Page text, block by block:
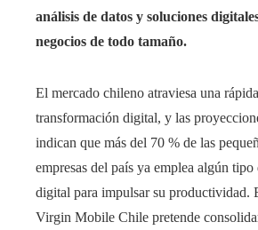
análisis de datos y soluciones
negocios de todo tamaño.
El mercado chileno atraviesa una
transformación digital, y las
indican que más del 70 % de las
empresas del país ya emplea algún tipo
digital para impulsar su productividad.
Virgin Mobile Chile pretende